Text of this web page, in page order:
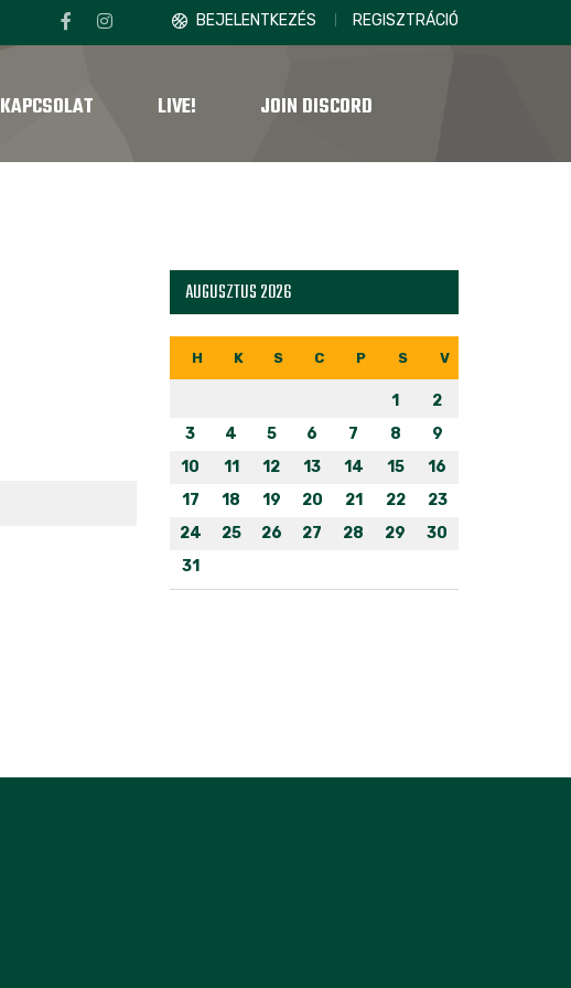
BEJELENTKEZÉS REGISZTRÁCIÓ
KAPCSOLAT LIVE! JOIN DISCORD
AUGUSZTUS 2026
H K S C P S V
1
2
3
4 5 6 7 8
9
10
11 12 13 14 15
16
17
18 19 20 21 22
23
24
25 26 27 28 29
30
31